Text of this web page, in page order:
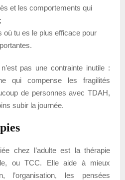
et les comportements qui
où tu es le plus efficace pour
pas une contrainte inutile :
qui compense les fragilités
de personnes avec TDAH,
subir la journée.
chez l’adulte est la thérapie
ou TCC. Elle aide à mieux
l’organisation, les pensées